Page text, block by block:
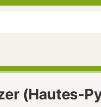
(Hautes-